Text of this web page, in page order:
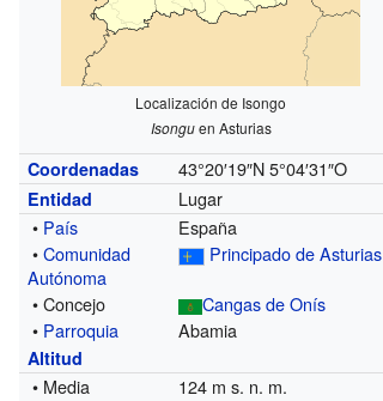
Localización de Isongo
Isonguen Asturias
Coordenadas 43°20′19″N 5°04′31″O
Entidad
Lugar
• País
España
•Comunidad
Autónoma
Principado de Asturias
• Concejo
Cangas de Onís
• Parroquia Abamia
Altitud
• Media 124 m s. n. m.